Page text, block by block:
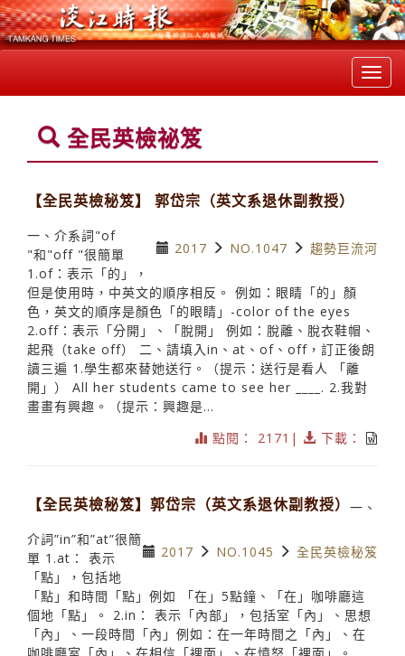
全民英檢祕笈
【全民英檢秘笈】 郭岱宗（英文系退休副教授）
2017 NO.1047 趨勢巨流河
一、介系詞"of
"和"off "很簡單
1.of：表示「的」，
但是使用時，中英文的順序相反。 例如：眼睛「的」顏
色，英文的順序是顏色「的眼睛」-color of the eyes
2.off：表示「分開」、「脫開」 例如：脫離、脫衣鞋帽、
起飛（take off） 二、請填入in、at、of、off，訂正後朗
讀三遍 1.學生都來替她送行。（提示：送行是看人 「離
開」） All her students came to see her ____. 2.我對
畫畫有興趣。（提示：興趣是...
點閱： 2171|
下載：
【全民英檢秘笈】郭岱宗（英文系退休副教授）
2017 NO.1045 全民英檢秘笈
一、
介詞”in”和”at”很簡
單 1.at： 表示
「點」，包括地
「點」和時間「點」例如 「在」5點鐘、「在」咖啡廳這
個地「點」。 2.in： 表示「內部」，包括室「內」、思想
「內」、一段時間「內」例如：在一年時間之「內」、在